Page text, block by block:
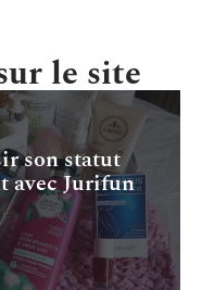
le site
son statut
avec Jurifun